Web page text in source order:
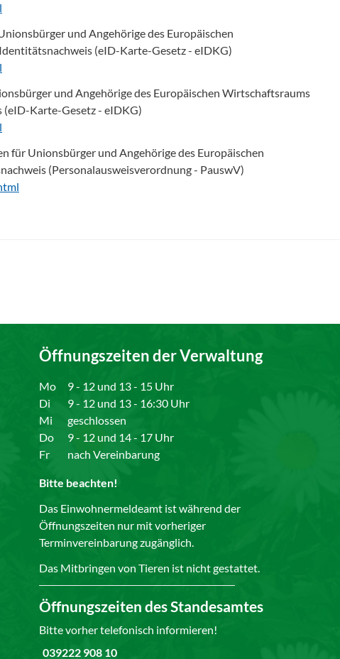
und Angehörige des Europäischen
(eID-Karte-Gesetz - eIDKG)
und Angehörige des Europäischen Wirtschaftsraums
Karte-Gesetz - eIDKG)
für Unionsbürger und Angehörige des Europäischen
(Personalausweisverordnung - PauswV)
Öffnungszeiten der Verwaltung
Mo
9 - 12 und 13 - 15 Uhr
Di
9 - 12 und 13 - 16:30 Uhr
Mi
geschlossen
Do
9 - 12 und 14 - 17 Uhr
Fr
nach Vereinbarung
Bitte beachten!
Das Einwohnermeldeamt ist während der
Öffnungszeiten nur mit vorheriger
Terminvereinbarung zugänglich.
Das Mitbringen von Tieren ist nicht gestattet.
Öffnungszeiten des Standesamtes
Bitte vorher telefonisch informieren!
039222 908 10